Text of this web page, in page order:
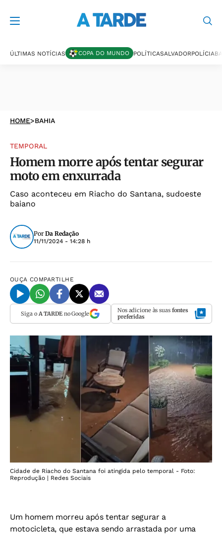
ÚLTIMAS NOTÍCIAS COPA DO MUNDO POLÍTICASALVADORPOLÍCIA
HOME>BAHIA
TEMPORAL
Homem morre após tentar segurar
moto em enxurrada
Caso aconteceu em Riacho do Santana, sudoeste
baiano
Por Da Redação
11/11/2024 - 14:28 h
OUÇA COMPARTILHE
Siga o A TARDEno Google Nos adicione às suas fontes
preferidas
Cidade de Riacho do Santana foi atingida pelo temporal - Foto:
Reprodução | Redes Sociais
Um homem morreu após tentar segurar a
motocicleta, que estava sendo arrastada por uma